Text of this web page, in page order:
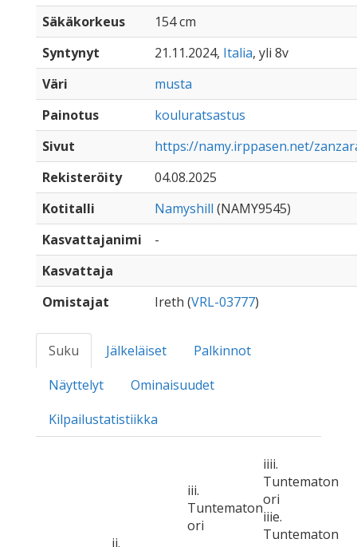
Säkäkorkeus
154 cm
Syntynyt
21.11.2024, Italia, yli 8v
Väri
musta
Painotus
kouluratsastus
Sivut
https://namy.irppasen.net/
Rekisteröity
04.08.2025
Kotitalli
Namyshill (NAMY9545)
Kasvattajanimi
-
Kasvattaja
Omistajat
Ireth (VRL-03777)
Suku Jälkeläiset
Palkinnot
Näyttelyt
Ominaisuudet
Kilpailustatistiikka
ii.
iii.
Tuntematon
ori
iiii.
Tuntematon
ori
iiie.
Tuntematon